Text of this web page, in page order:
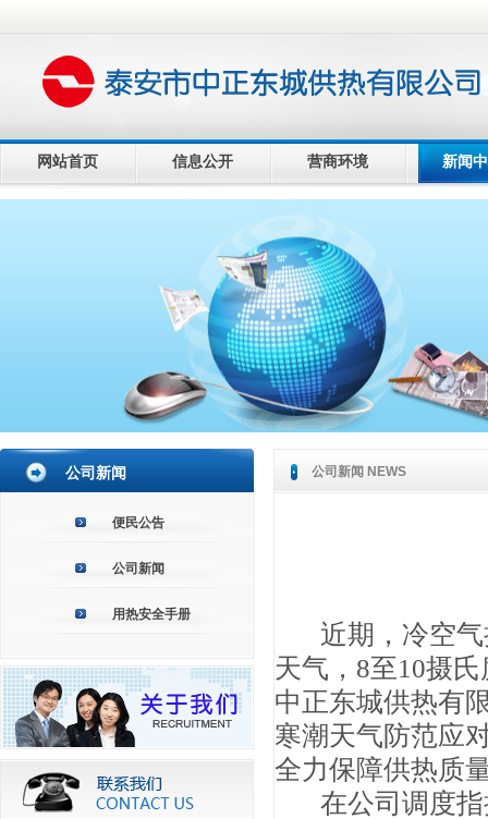
网站首页 信息公开 营商环境 新闻
公司新闻
便民公告
公司新闻
用热安全手册
公司新闻 NEWS
近期，冷空气
天气，8至10摄
中正东城供热有
寒潮天气防范应
全力保障供热质
在公司调度指